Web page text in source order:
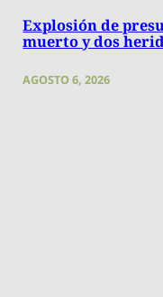
Explosión de
muerto y dos
AGOSTO 6, 2026